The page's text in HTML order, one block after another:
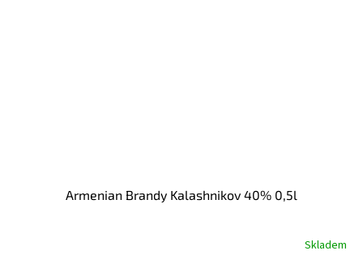
Armenian Brandy Kalashnikov 40% 0,5l
Skladem